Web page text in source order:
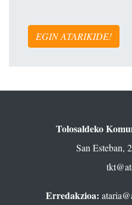
EGIN ATARIKIDE!
Tolosaldeko
San Esteban,
Erredakzioa: